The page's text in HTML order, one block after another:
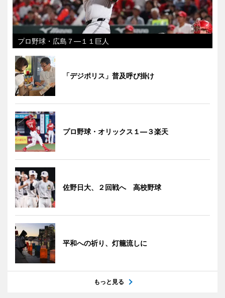
プロ野球・広島７―１１巨人
「デジポリス」普及呼び掛け
プロ野球・オリックス１―３楽天
佐野日大、２回戦へ 高校野球
平和への祈り、灯籠流しに
もっと見る